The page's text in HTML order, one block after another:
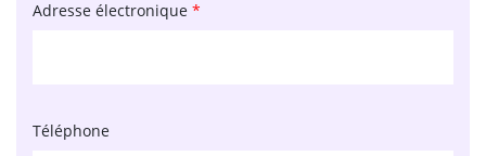
Adresse électronique *
Téléphone